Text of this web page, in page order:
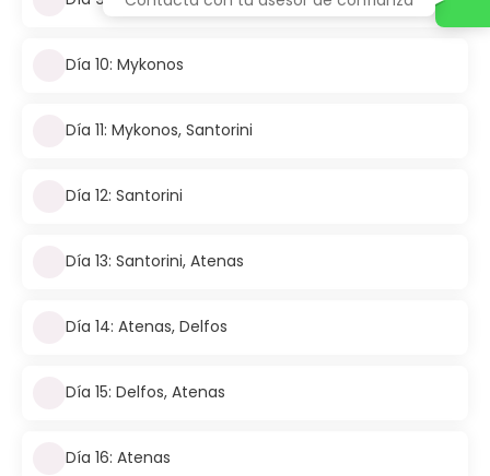
Día 10: Mykonos
Día 11: Mykonos, Santorini
Día 12: Santorini
Día 13: Santorini, Atenas
Día 14: Atenas, Delfos
Día 15: Delfos, Atenas
Día 16: Atenas